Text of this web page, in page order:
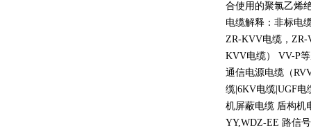
合使用的聚氯乙烯
电缆解释：非标电
ZR-KVV电缆， ZR-
KVV电缆） VV-P
通信电源电缆（
缆 |6KV电缆 |UGF电
机屏蔽电缆 盾构机
YY,WDZ-EE 路信